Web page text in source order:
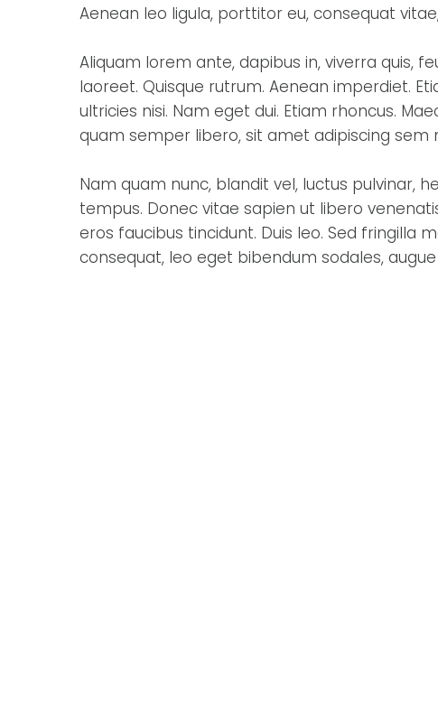
Aenean leo ligula, porttitor eu, consequat
Aliquam lorem ante, dapibus in, viverra quis,
laoreet. Quisque rutrum. Aenean imperdiet.
ultricies nisi. Nam eget dui. Etiam rhoncus.
quam semper libero, sit amet adipiscing sem
Nam quam nunc, blandit vel, luctus pulvinar,
tempus. Donec vitae sapien ut libero
eros faucibus tincidunt. Duis leo. Sed fringilla
consequat, leo eget bibendum sodales,